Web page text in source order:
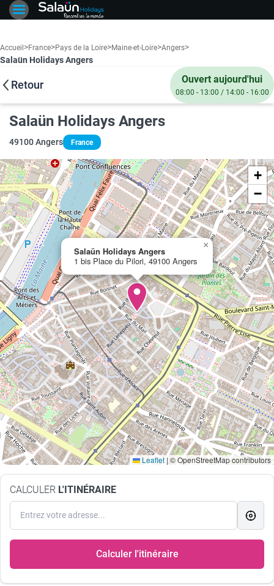
Accueil >France>Pays de la Loire>Maine-et-Loire>Angers>
Salaün Holidays Angers
Retour Ouvert aujourd'hui
08:00 - 13:00 / 14:00 - 16:00
Salaün Holidays Angers
49100 Angers France
Salaün Holidays Angers
1 bis Place du Pilori, 49100 Angers
×
+
−
Leaflet |© OpenStreetMap contributors
CALCULER L'ITINÉRAIRE
Calculer l'itinéraire